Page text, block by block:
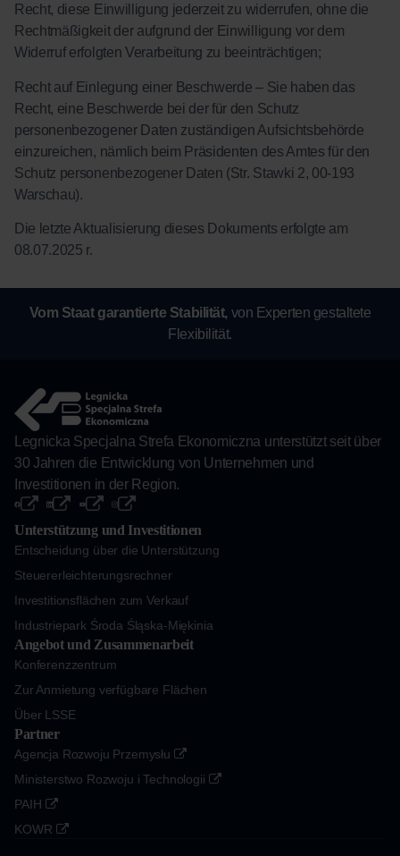
Recht, diese Einwilligung jederzeit zu widerrufen, ohne die
Rechtmäßigkeit der aufgrund der Einwilligung vor dem
Widerruf erfolgten Verarbeitung zu beeinträchtigen;
Recht auf Einlegung einer Beschwerde – Sie haben das
Recht, eine Beschwerde bei der für den Schutz
personenbezogener Daten zuständigen Aufsichtsbehörde
einzureichen, nämlich beim Präsidenten des Amtes für den
Schutz personenbezogener Daten (Str. Stawki 2, 00-193
Warschau).
Die letzte Aktualisierung dieses Dokuments erfolgte am
08.07.2025 r.
Vom Staat garantierte Stabilität, von Experten gestaltete
Flexibilität.
Legnicka Specjalna Strefa Ekonomiczna unterstützt seit über
30 Jahren die Entwicklung von Unternehmen und
Investitionen in der Region.
Unterstützung und Investitionen
Entscheidung über die Unterstützung
Steuererleichterungsrechner
Investitionsflächen zum Verkauf
Industriepark Środa Śląska-Miękinia
Angebot und Zusammenarbeit
Konferenzzentrum
Zur Anmietung verfügbare Flächen
Über LSSE
Partner
Agencja Rozwoju Przemysłu
Ministerstwo Rozwoju i Technologii
PAIH
KOWR